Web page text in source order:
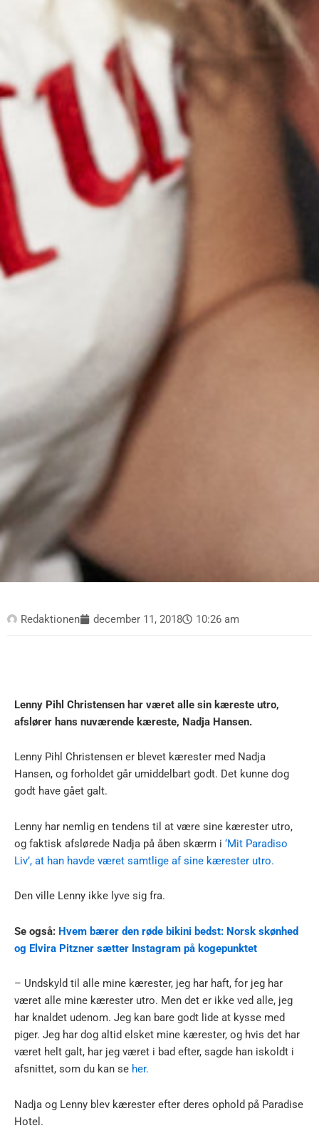
Redaktionen december 11, 2018 10:26 am
Lenny Pihl Christensen har været alle sin kæreste utro,
afslører hans nuværende kæreste, Nadja Hansen.
Lenny Pihl Christensen er blevet kærester med Nadja
Hansen, og forholdet går umiddelbart godt. Det kunne dog
godt have gået galt.
Lenny har nemlig en tendens til at være sine kærester utro,
og faktisk afslørede Nadja på åben skærm i ‘Mit Paradiso
Liv’, at han havde været samtlige af sine kærester utro.
Den ville Lenny ikke lyve sig fra.
Se også: Hvem bærer den røde bikini bedst: Norsk skønhed
og Elvira Pitzner sætter Instagram på kogepunktet
– Undskyld til alle mine kærester, jeg har haft, for jeg har
været alle mine kærester utro. Men det er ikke ved alle, jeg
har knaldet udenom. Jeg kan bare godt lide at kysse med
piger. Jeg har dog altid elsket mine kærester, og hvis det har
været helt galt, har jeg været i bad efter, sagde han iskoldt i
afsnittet, som du kan se her.
Nadja og Lenny blev kærester efter deres ophold på Paradise
Hotel.